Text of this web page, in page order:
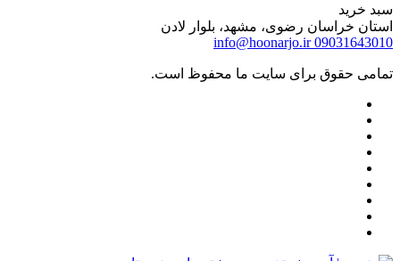
سبد خرید
استان خراسان رضوی، مشهد، بلوار لادن
09031643010
info@hoonarjo.ir
تمامی حقوق برای سایت ما محفوظ است.